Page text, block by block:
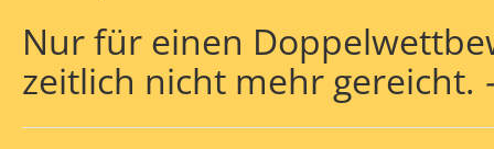
Nur für einen
zeitlich nicht mehr gereicht.